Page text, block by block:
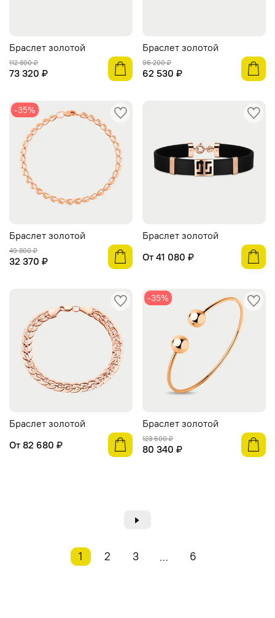
Браслет золотой
112 800 ₽
73 320 ₽
Браслет золотой
96 200 ₽
62 530 ₽
-35%
Браслет золотой
49 800 ₽
32 370 ₽
Браслет золотой
От 41 080 ₽
Браслет золотой
От 82 680 ₽
-35%
Браслет золотой
123 600 ₽
80 340 ₽
1 2 3 … 6
►